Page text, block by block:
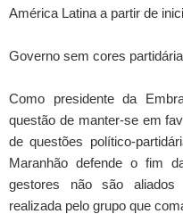
América Latina a partir de
Governo sem cores
Como presidente da
questão de manter-se em
de questões político-
Maranhão defende o fim
gestores não são aliados
realizada pelo grupo que